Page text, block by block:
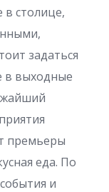
в столице,
задаться
в выходные
премьеры
еда. По
и